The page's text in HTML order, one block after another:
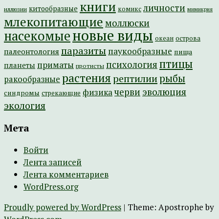
иллюзии китообразные книги комикс личности мимикрия
млекопитающие моллюски
насекомыеновые виды океан острова
палеонтология паразиты паукообразные пища
планеты приматы протисты психология птицы
ракообразные растениярептилиирыбы
синдромы стрекающие физикачерви эволюция
экология
Мета
Войти
Лента записей
Лента комментариев
WordPress.org
Proudly powered by WordPress | Theme: Apostrophe by